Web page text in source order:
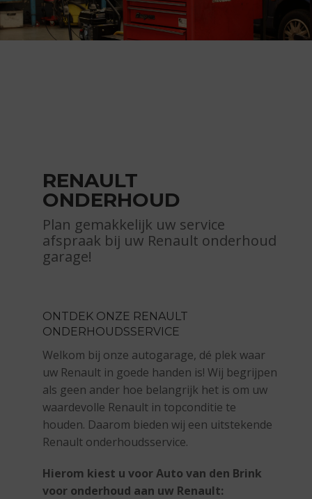
RENAULT
ONDERHOUD
Plan gemakkelijk uw service
afspraak bij uw Renault onderhoud
garage!
ONTDEK ONZE RENAULT
ONDERHOUDSSERVICE
Welkom bij onze autogarage, dé plek waar
uw Renault in goede handen is! Wij begrijpen
als geen ander hoe belangrijk het is om uw
waardevolle Renault in topconditie te
houden. Daarom bieden wij een uitstekende
Renault onderhoudsservice.
Hierom kiest u voor Auto van den Brink
voor onderhoud aan uw Renault: